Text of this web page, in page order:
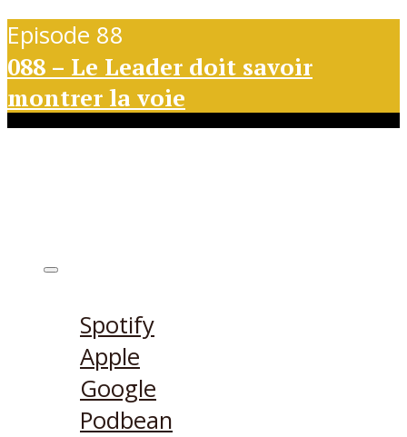
Episode 88
088 – Le Leader doit savoir
montrer la voie
Spotify
Apple
Google
Podbean